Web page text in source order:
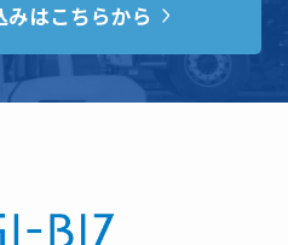
はこちらから